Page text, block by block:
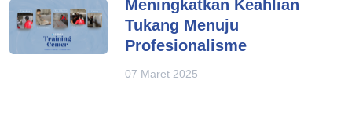
Meningkatkan Keahlian
Tukang Menuju
Profesionalisme
07 Maret 2025